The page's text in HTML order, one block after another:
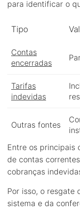
para identificar o
Tipo
Contas
encerradas
Tarifas
indevidas
Outras fontes
Entre os principais
de contas
cobranças
Por isso, o resgate
sistema e da